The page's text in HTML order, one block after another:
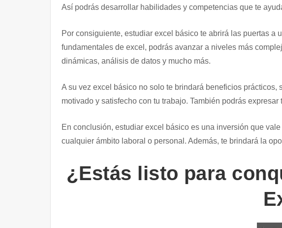
Así podrás desarrollar habilidades y competencias que te
Por consiguiente, estudiar excel básico te abrirá las puertas
fundamentales de excel, podrás avanzar a niveles más
dinámicas, análisis de datos y mucho más.
A su vez excel básico no solo te brindará beneficios
motivado y satisfecho con tu trabajo. También podrás
En conclusión, estudiar excel básico es una inversión que
cualquier ámbito laboral o personal. Además, te brindará la
¿Estás listo para